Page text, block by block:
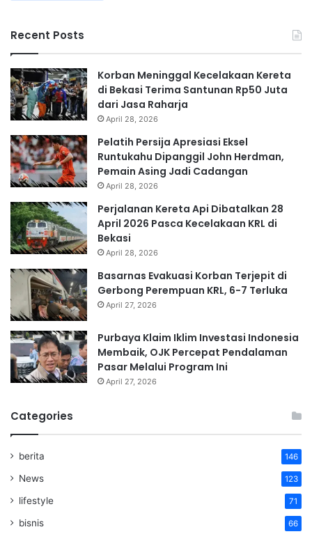
Recent Posts
Korban Meninggal Kecelakaan Kereta
di Bekasi Terima Santunan Rp50 Juta
dari Jasa Raharja
April 28, 2026
Pelatih Persija Apresiasi Eksel
Runtukahu Dipanggil John Herdman,
Pemain Asing Jadi Cadangan
April 28, 2026
Perjalanan Kereta Api Dibatalkan 28
April 2026 Pasca Kecelakaan KRL di
Bekasi
April 28, 2026
Basarnas Evakuasi Korban Terjepit di
Gerbong Perempuan KRL, 6-7 Terluka
April 27, 2026
Purbaya Klaim Iklim Investasi Indonesia
Membaik, OJK Percepat Pendalaman
Pasar Melalui Program Ini
April 27, 2026
Categories
berita 146
News 123
lifestyle 71
bisnis 66